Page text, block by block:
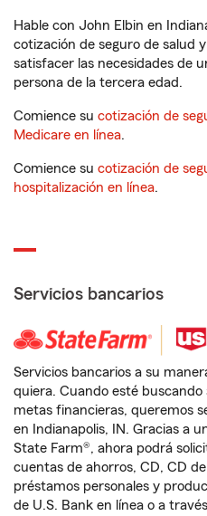
Hable con John Elbin en
cotización de seguro de salud
satisfacer las necesidades de
persona de la tercera edad.
Comience su cotización de
Medicare en línea.
Comience su cotización de
hospitalización en línea.
Servicios bancarios
Servicios bancarios a su
quiera. Cuando esté
metas financieras, queremos
en Indianapolis, IN. Gracias a
State Farm®, ahora podrá
cuentas de ahorros, CD, CD
préstamos personales y
de U.S. Bank en línea o a